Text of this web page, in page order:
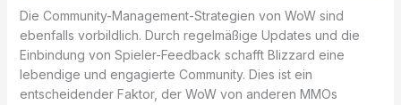
Die Community-Management-Strategien von WoW sind
ebenfalls vorbildlich. Durch regelmäßige Updates und die
Einbindung von Spieler-Feedback schafft Blizzard eine
lebendige und engagierte Community. Dies ist ein
entscheidender Faktor, der WoW von anderen MMOs